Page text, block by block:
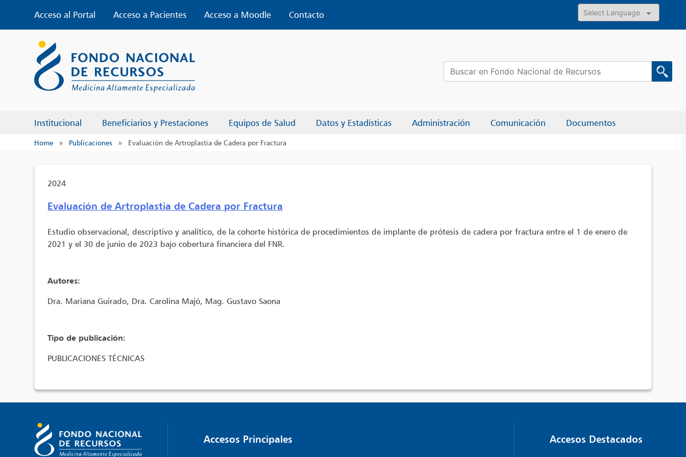
content
Acceso al Portal Acceso a Pacientes Acceso a Moodle
Contacto
Powered by
Institucional Beneficiarios y Prestaciones Equipos de Salud Datos y Estadísticas Administración Comunicación Documentos
Buscar:
Home » Publicaciones » Evaluación de Artroplastia de Cadera por Fractura
2024
Evaluación de Artroplastia de Cadera por Fractura
Estudio observacional, descriptivo y analítico, de la cohorte histórica de procedimientos de implante de prótesis de cadera por fractura entre el 1 de enero de
2021 y el 30 de junio de 2023 bajo cobertura financiera del FNR.
Autores:
Dra. Mariana Guirado, Dra. Carolina Majó, Mag. Gustavo Saona
Tipo de publicación:
PUBLICACIONES TÉCNICAS
Accesos Principales Accesos Destacados